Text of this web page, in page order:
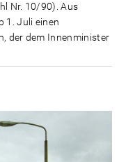
Nr. 10/90). Aus
1. Juli einen
der dem Innenminister